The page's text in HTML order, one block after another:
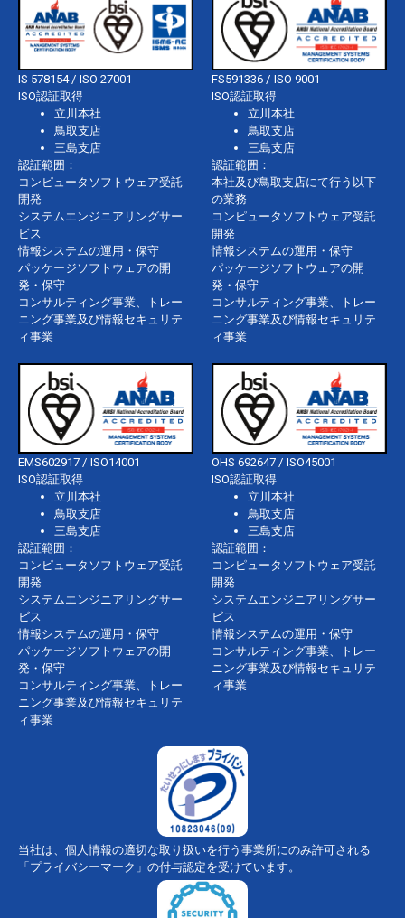
IS 578154 / ISO 27001
ISO認証取得
立川本社
鳥取支店
三島支店
認証範囲：
コンピュータソフトウェア受託
開発
システムエンジニアリングサー
ビス
情報システムの運用・保守
パッケージソフトウェアの開
発・保守
コンサルティング事業、トレー
ニング事業及び情報セキュリテ
ィ事業
FS591336 / ISO 9001
ISO認証取得
立川本社
鳥取支店
三島支店
認証範囲：
本社及び鳥取支店にて行う以下
の業務
コンピュータソフトウェア受託
開発
情報システムの運用・保守
パッケージソフトウェアの開
発・保守
コンサルティング事業、トレー
ニング事業及び情報セキュリテ
ィ事業
EMS602917 / ISO14001
ISO認証取得
立川本社
鳥取支店
三島支店
認証範囲：
コンピュータソフトウェア受託
開発
システムエンジニアリングサー
ビス
情報システムの運用・保守
パッケージソフトウェアの開
発・保守
コンサルティング事業、トレー
ニング事業及び情報セキュリテ
ィ事業
OHS 692647 / ISO45001
ISO認証取得
立川本社
鳥取支店
三島支店
認証範囲：
コンピュータソフトウェア受託
開発
システムエンジニアリングサー
ビス
情報システムの運用・保守
コンサルティング事業、トレー
ニング事業及び情報セキュリテ
ィ事業
当社は、個人情報の適切な取り扱いを行う事業所にのみ許可される
「プライバシーマーク」の付与認定を受けています。